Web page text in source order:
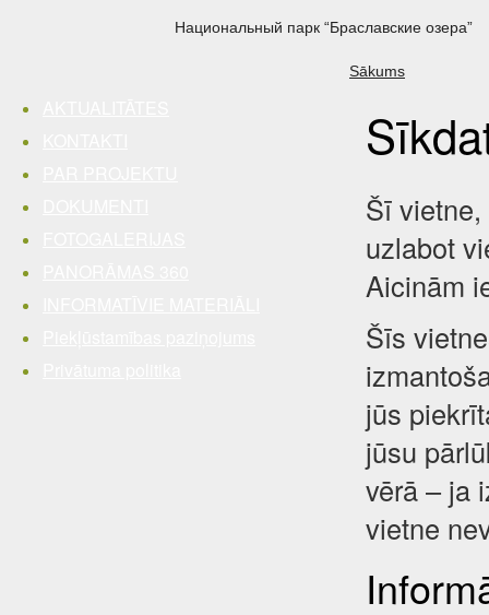
Национальный парк “Браславские озера”
Sākums
Šī
uzlabot
Aicinām
Šīs
jūs
jūsu
vērā – ja
vietne